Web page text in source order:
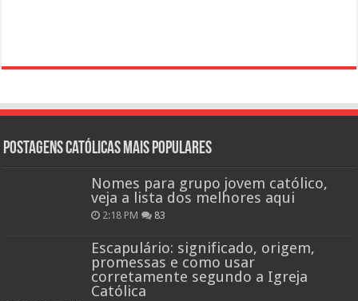
Postagens católicas mais Populares
Nomes para grupo jovem católico,
veja a lista dos melhores aqui
2:18 PM 83
Escapulário: significado, origem,
promessas e como usar
corretamente segundo a Igreja
Católica